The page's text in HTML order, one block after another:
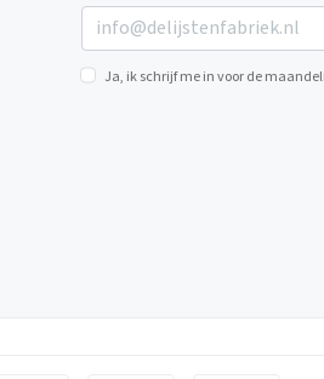
Ja, ik schrijf me in voor de